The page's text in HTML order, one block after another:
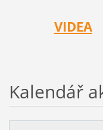
VIDEA
Kalendář